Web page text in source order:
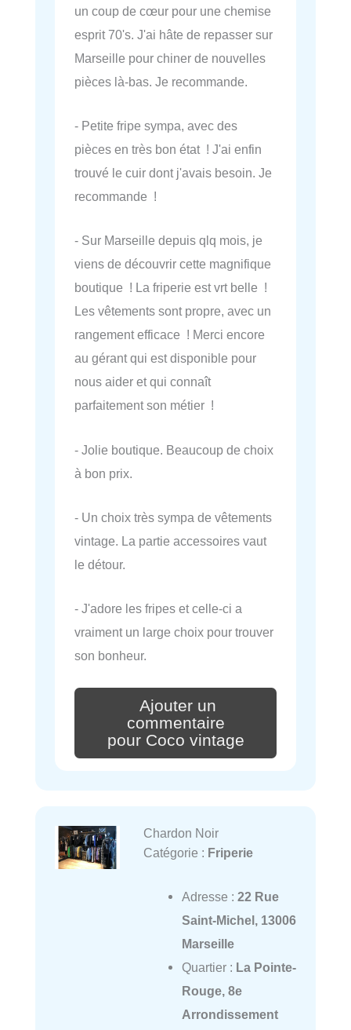
un coup de cœur pour une chemise
esprit 70's. J'ai hâte de repasser sur
Marseille pour chiner de nouvelles
pièces là-bas. Je recommande.
- Petite fripe sympa, avec des
pièces en très bon état ! J'ai enfin
trouvé le cuir dont j'avais besoin. Je
recommande !
- Sur Marseille depuis qlq mois, je
viens de découvrir cette magnifique
boutique ! La friperie est vrt belle !
Les vêtements sont propre, avec un
rangement efficace ! Merci encore
au gérant qui est disponible pour
nous aider et qui connaît
parfaitement son métier !
- Jolie boutique. Beaucoup de choix
à bon prix.
- Un choix très sympa de vêtements
vintage. La partie accessoires vaut
le détour.
- J'adore les fripes et celle-ci a
vraiment un large choix pour trouver
son bonheur.
Ajouter un
commentaire
pour Coco vintage
Chardon Noir
Catégorie : Friperie
Adresse : 22 Rue
Saint-Michel, 13006
Marseille
Quartier : La Pointe-
Rouge, 8e
Arrondissement